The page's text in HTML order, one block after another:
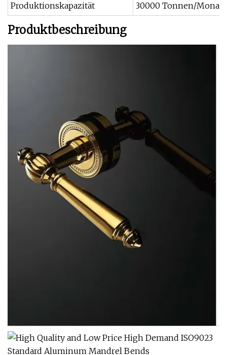
Produktionskapazität
30000 Tonnen/Monat
Produktbeschreibung